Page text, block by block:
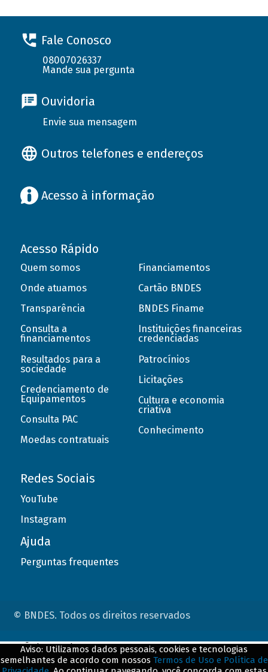
Fale Conosco
08007026337
Mande sua pergunta
Ouvidoria
Envie sua mensagem
Outros telefones e endereços
Acesso à informação
Acesso Rápido
Quem somos
Onde atuamos
Transparência
Consulta a
financiamentos
Resultados para a
sociedade
Credenciamento de
Equipamentos
Consulta PAC
Moedas contratuais
Financiamentos
Cartão BNDES
BNDES Finame
Instituições financeiras
credenciadas
Patrocínios
Licitações
Cultura e economia
criativa
Conhecimento
Redes Sociais
YouTube
Instagram
Ajuda
Perguntas frequentes
© BNDES. Todos os direitos reservados
Aviso: Utilizamos dados pessoais, cookies e tecnologias
semelhantes de acordo com nossos Termos de Uso e Política de
ConteÃºdo complementar
${title}${badge}